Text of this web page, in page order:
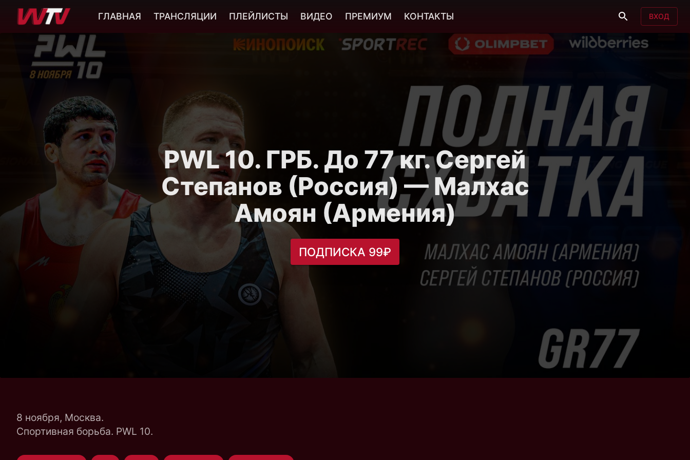
PWL 10. ГРБ. До 77 кг. Сергей
Степанов (Россия) — Малхас
Амоян (Армения)
ПОДПИСКА 99₽
8 ноября, Москва.
Спортивная борьба. PWL 10.
ГЛАВНАЯ ТРАНСЛЯЦИИ ПЛЕЙЛИСТЫ ВИДЕО ПРЕМИУМ КОНТАКТЫ ВХОД